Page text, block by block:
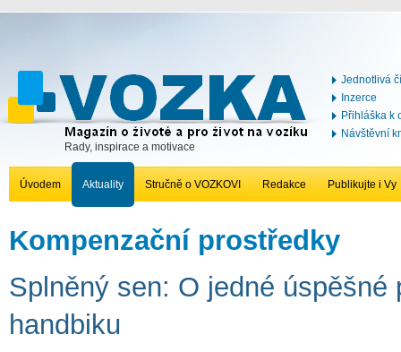
Rady, inspirace a motivace
Jednotlivá
Inzerce
Přihláška k
Návštěvní
Úvodem Aktuality Stručně o VOZKOVI Redakce Publikujte i Vy
Kompenzační prostředky
Splněný sen: O jedné úspěšné
handbiku